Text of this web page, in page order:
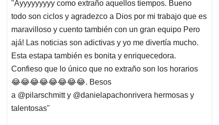
"Ayyyyyyyyy como extraño aquellos tiempos. Bueno
todo son ciclos y agradezco a Dios por mi trabajo que es
maravilloso y cuento también con un gran equipo Pero
ajá! Las noticias son adictivas y yo me divertía mucho.
Esta estapa también es bonita y enriquecedora.
Confieso que lo único que no extraño son los horarios
😂😂😂😂😂😂😂😂. Besos
a @pilarschmitt y @danielapachonrivera hermosas y
talentosas"